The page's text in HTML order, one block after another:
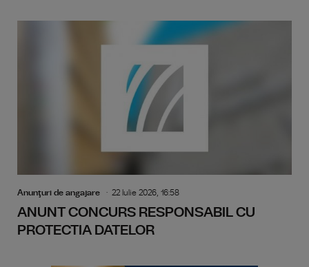
Anunţuri de angajare 22 Iulie 2026, 16:58
ANUNT CONCURS RESPONSABIL CU
PROTECTIA DATELOR